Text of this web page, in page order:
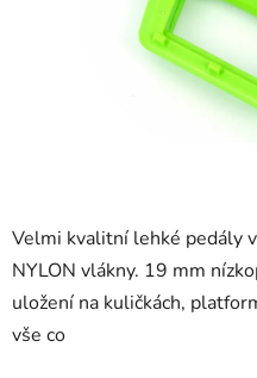
Velmi kvalitní lehké pedály
NYLON vlákny. 19 mm
uložení na kuličkách,
vše co